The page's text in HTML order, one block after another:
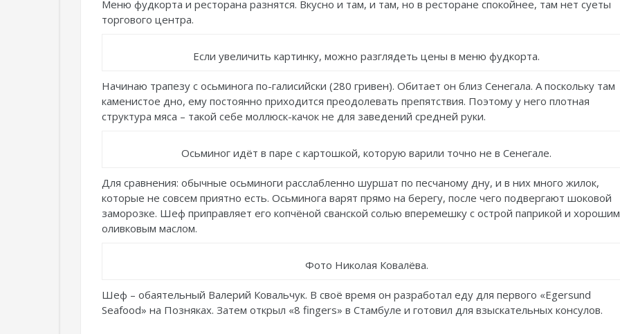
Меню фудкорта и ресторана разнятся. Вкусно и там, и там, но в ресторане спокойнее, там нет суеты
торгового центра.
Если увеличить картинку, можно разглядеть цены в меню фудкорта.
Начинаю трапезу с осьминога по-галисийски (280 гривен). Обитает он близ Сенегала. А поскольку там
каменистое дно, ему постоянно приходится преодолевать препятствия. Поэтому у него плотная
структура мяса – такой себе моллюск-качок не для заведений средней руки.
Осьминог идёт в паре с картошкой, которую варили точно не в Сенегале.
Для сравнения: обычные осьминоги расслабленно шуршат по песчаному дну, и в них много жилок,
которые не совсем приятно есть. Осьминога варят прямо на берегу, после чего подвергают шоковой
заморозке. Шеф приправляет его копчёной сванской солью вперемешку с острой паприкой и хорошим
оливковым маслом.
Фото Николая Ковалёва.
Шеф – обаятельный Валерий Ковальчук. В своё время он разработал еду для первого «Egersund
Seafood» на Позняках. Затем открыл «8 fingers» в Стамбуле и готовил для взыскательных консулов.